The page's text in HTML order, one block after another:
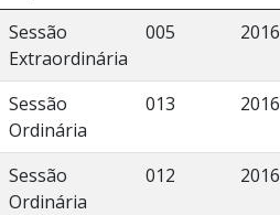
Sessão
Extraordinária
005 2016
Sessão
Ordinária
013 2016
Sessão
Ordinária
012 2016